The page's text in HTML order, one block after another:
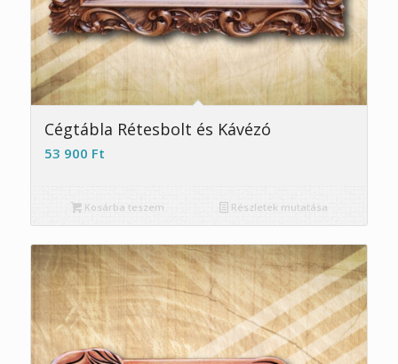
5.00
Cégtábla Rétesbolt és Kávézó
53 900 Ft
Kosárba teszem Részletek mutatása